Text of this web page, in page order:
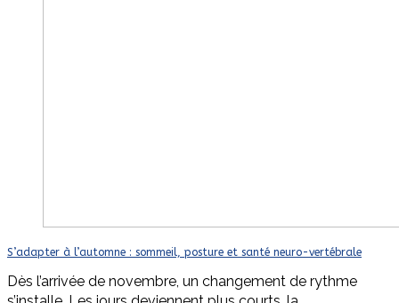
S’adapter à l’automne : sommeil, posture et santé neuro-vertébrale
Dès l’arrivée de novembre, un changement de rythme